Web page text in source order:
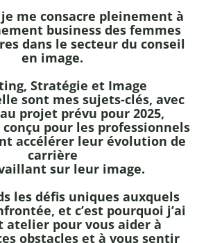
me consacre pleinement à
business des femmes
dans le secteur du conseil
en image.
Stratégie et Image
sont mes sujets-clés, avec
projet prévu pour 2025,
pour les professionnels
accélérer leur évolution de
carrière
sur leur image.
les défis uniques auxquels
et c’est pourquoi j’ai
atelier pour vous aider à
obstacles et à vous sentir